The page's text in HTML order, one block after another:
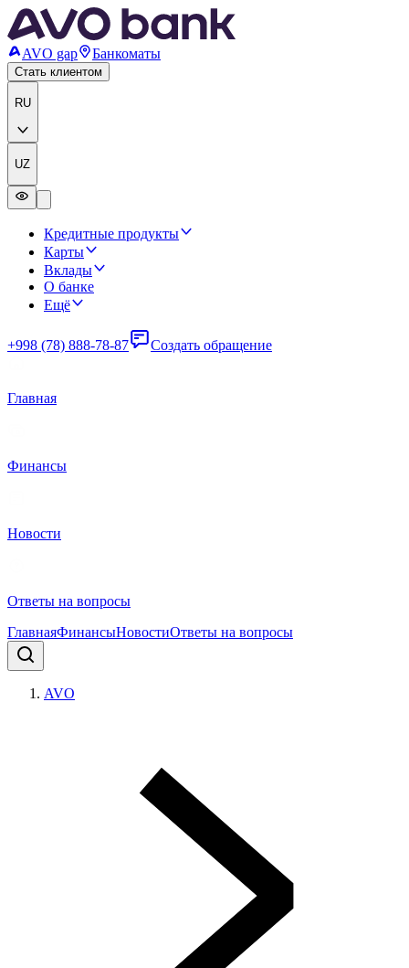
AVO gap Банкоматы
Стать клиентом
RU
UZ
Кредитные продукты
Карты
Вклады
О банке
Ещё
+998 (78) 888-78-87 Создать обращение
Главная
Финансы
Новости
Ответы на вопросы
ГлавнаяФинансыНовостиОтветы на вопросы
AVO